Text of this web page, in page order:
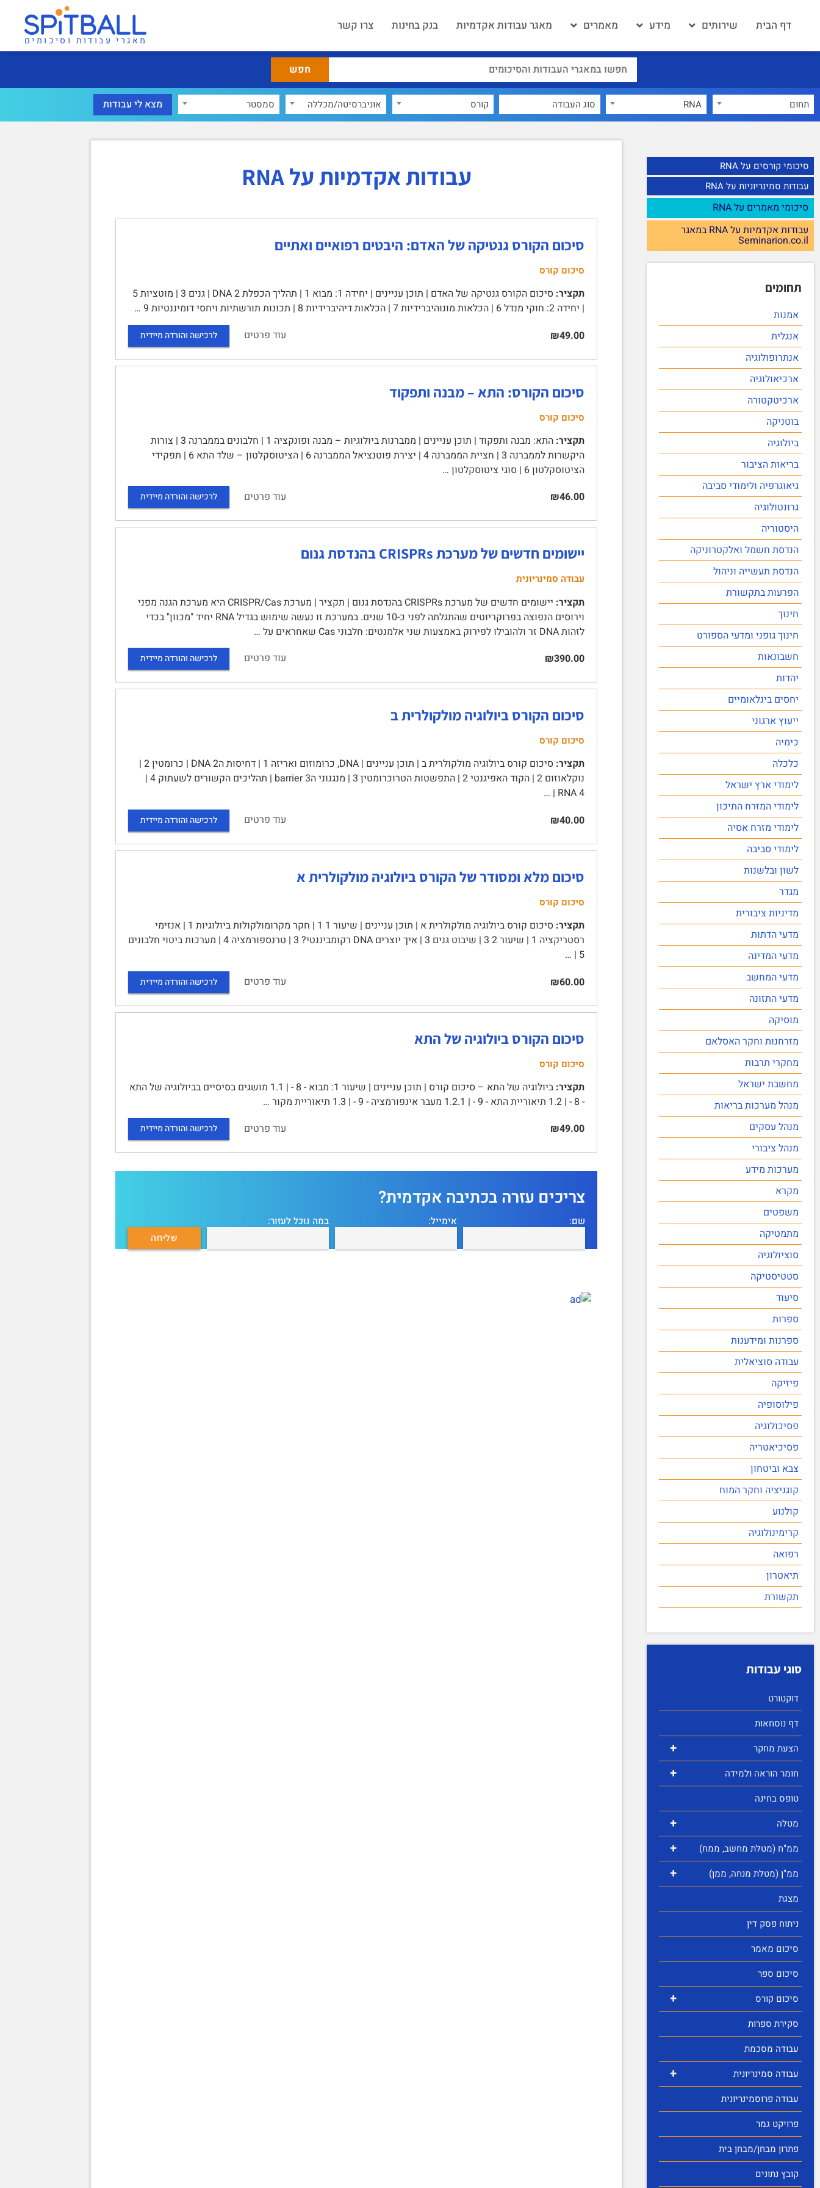
דף הבית שירותים מידע מאמרים מאגר עבודות אקדמיות בנק בחינות צרו קשר
מאגרי עבודות וסיכומים
תחום RNA קורס אוניברסיטה/מכללה סמסטר
סיכומי קורסים על RNA
עבודות סמינריוניות על RNA
סיכומי מאמרים על RNA
עבודות אקדמיות על RNA במאגר
Seminarion.co.il
תחומים
אמנות
אנגלית
אנתרופולוגיה
ארכיאולוגיה
ארכיטקטורה
בוטניקה
ביולוגיה
בריאות הציבור
גיאוגרפיה ולימודי סביבה
גרונטולוגיה
היסטוריה
הנדסת חשמל ואלקטרוניקה
הנדסת תעשייה וניהול
הפרעות בתקשורת
חינוך
חינוך גופני ומדעי הספורט
חשבונאות
יהדות
יחסים בינלאומיים
ייעוץ ארגוני
כימיה
כלכלה
לימודי ארץ ישראל
לימודי המזרח התיכון
לימודי מזרח אסיה
לימודי סביבה
לשון ובלשנות
מגדר
מדיניות ציבורית
מדעי הדתות
מדעי המדינה
מדעי המחשב
מדעי התזונה
מוסיקה
מזרחנות וחקר האסלאם
מחקרי תרבות
מחשבת ישראל
מנהל מערכות בריאות
מנהל עסקים
מנהל ציבורי
מערכות מידע
מקרא
משפטים
מתמטיקה
סוציולוגיה
סטטיסטיקה
סיעוד
ספרות
ספרנות ומידענות
עבודה סוציאלית
פיזיקה
פילוסופיה
פסיכולוגיה
פסיכיאטריה
צבא וביטחון
קוגניציה וחקר המוח
קולנוע
קרימינולוגיה
רפואה
תיאטרון
תקשורת
סוגי עבודות
דוקטורט
דף נוסחאות
+ הצעת מחקר
+
חומר הוראה ולמידה
טופס בחינה
+ מטלה
+ ממ"ח (מטלת מחשב, ממח)
+
ממ"ן (מטלת מנחה, ממן)
מצגת
ניתוח פסק דין
סיכום מאמר
סיכום ספר
+
סיכום קורס
סקירת ספרות
עבודה מסכמת
+
עבודה סמינריונית
עבודה פרוסמינריונית
פרויקט גמר
פתרון מבחן/מבחן בית
קובץ נתונים
עבודות אקדמיות על RNA
סיכום הקורס גנטיקה של האדם: היבטים רפואיים ואתיים
סיכום קורס
תקציר:
סיכום הקורס גנטיקה של האדם | תוכן עניינים | יחידה 1: מבוא 1 | תהליך הכפלת DNA 2 | גנים 3 | מוטציות 5
| יחידה 2: חוקי מנדל 6 | הכלאות מונוהיברידיות 7 | הכלאות דיהיברידיות 8 | תכונות תורשתיות ויחסי דומיננטיות 9 …
₪49.00
עוד פרטים לרכישה והורדה מיידית
סיכום הקורס: התא – מבנה ותפקוד
סיכום קורס
תקציר:
התא: מבנה ותפקוד | תוכן עניינים | ממברנות ביולוגיות – מבנה ופונקציה 1 | חלבונים בממברנה 3 | צורות
היקשרות לממברנה 3 | חציית הממברנה 4 | יצירת פוטנציאל הממברנה 6 | הציטוסקלטון – שלד התא 6 | תפקידי
הציטוסקלטון 6 | סוגי ציטוסקלטון …
₪46.00
עוד פרטים לרכישה והורדה מיידית
יישומים חדשים של מערכת CRISPRs בהנדסת גנום
עבודה סמינריונית
תקציר:
יישומים חדשים של מערכת CRISPRs בהנדסת גנום | תקציר | מערכת CRISPR/Cas היא מערכת הגנה מפני
וירוסים הנפוצה בפרוקריוטים שהתגלתה לפני כ-10 שנים. במערכת זו נעשה שימוש בגדיל RNA יחיד "מכוון" בכדי
לזהות DNA זר ולהובילו לפירוק באמצעות שני אלמנטים: חלבוני Cas שאחראים על …
₪390.00
עוד פרטים לרכישה והורדה מיידית
סיכום הקורס ביולוגיה מולקולרית ב
סיכום קורס
תקציר:
סיכום קורס ביולוגיה מולקולרית ב | תוכן עניינים | DNA, כרומוזום ואריזה 1 | דחיסות הDNA 2 | כרומטין 2 |
נוקלאוזום 2 | הקוד האפיגנטי 2 | התפשטות הטרוכרומטין 3 | מנגנוני הbarrier 3 | תהליכים הקשורים לשעתוק 4 |
RNA 4 | …
₪40.00
עוד פרטים לרכישה והורדה מיידית
סיכום מלא ומסודר של הקורס ביולוגיה מולקולרית א
סיכום קורס
תקציר:
סיכום קורס ביולוגיה מולקולרית א | תוכן עניינים | שיעור 1 1 | חקר מקרומולקולות ביולוגיות 1 | אנזימי
רסטריקציה 1 | שיעור 2 3 | שיבוט גנים 3 | איך יוצרים DNA רקומביננטי? 3 | טרנספורמציה 4 | מערכות ביטוי חלבונים
5 | …
₪60.00
עוד פרטים לרכישה והורדה מיידית
סיכום הקורס ביולוגיה של התא
סיכום קורס
תקציר:
ביולוגיה של התא – סיכום קורס | תוכן עניינים | שיעור 1: מבוא - 8 - | 1.1 מושגים בסיסיים בביולוגיה של התא
- 8 - | 1.2 תיאוריית התא - 9 - | 1.2.1 מעבר אינפורמציה - 9 - | 1.3 תיאוריית מקור …
₪49.00
עוד פרטים לרכישה והורדה מיידית
צריכים עזרה בכתיבה אקדמית?
שם: אימייל: במה נוכל לעזור: